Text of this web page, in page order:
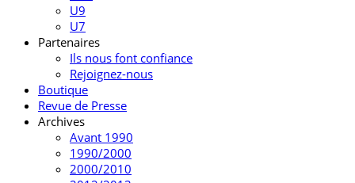
U9
U7
Partenaires
Ils nous font confiance
Rejoignez-nous
Boutique
Revue de Presse
Archives
Avant 1990
1990/2000
2000/2010